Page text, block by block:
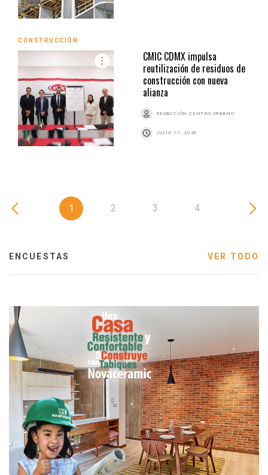
CONSTRUCCIÓN
CMIC CDMX impulsa
reutilización de residuos de
construcción con nueva
alianza
REDACCIÓN CENTRO URBANO
JULIO 17, 2026
1 2 3 4
ENCUESTAS VER TODO